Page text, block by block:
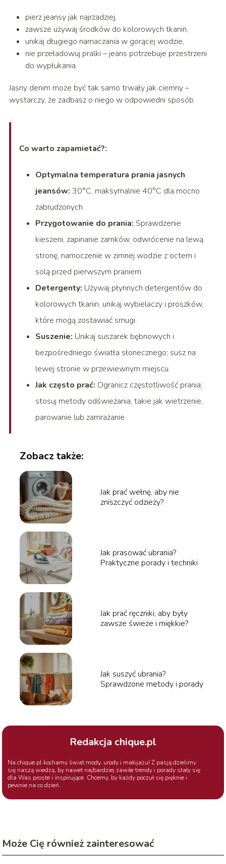
pierz jeansy jak najrzadziej,
zawsze używaj środków do kolorowych tkanin,
unikaj długiego namaczania w gorącej wodzie,
nie przeładowuj pralki – jeans potrzebuje przestrzeni
do wypłukania.
Jasny denim może być tak samo trwały jak ciemny –
wystarczy, że zadbasz o niego w odpowiedni sposób.
Co warto zapamietać?:
Optymalna temperatura prania jasnych
jeansów: 30°C, maksymalnie 40°C dla mocno
zabrudzonych.
Przygotowanie do prania: Sprawdzenie
kieszeni, zapinanie zamków, odwrócenie na lewą
stronę, namoczenie w zimnej wodzie z octem i
solą przed pierwszym praniem.
Detergenty: Używaj płynnych detergentów do
kolorowych tkanin, unikaj wybielaczy i proszków,
które mogą zostawiać smugi.
Suszenie: Unikaj suszarek bębnowych i
bezpośredniego światła słonecznego; susz na
lewej stronie w przewiewnym miejscu.
Jak często prać: Ogranicz częstotliwość prania;
stosuj metody odświeżania, takie jak wietrzenie,
parowanie lub zamrażanie.
Zobacz także:
Jak prać wełnę, aby nie
zniszczyć odzieży?
Jak prasować ubrania?
Praktyczne porady i techniki
Jak prać ręczniki, aby były
zawsze świeże i miękkie?
Jak suszyć ubrania?
Sprawdzone metody i porady
Redakcja chique.pl
Na chique.pl kochamy świat mody, urody i makijażu! Z pasją dzielimy
się naszą wiedzą, by nawet najbardziej zawiłe trendy i porady stały się
dla Was proste i inspirujące. Chcemy, by każdy poczuł się pięknie i
pewnie na co dzień.
Może Cię również zainteresować